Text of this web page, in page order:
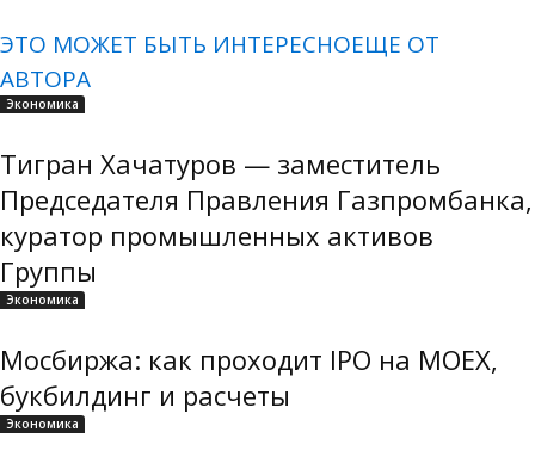
ЭТО МОЖЕТ БЫТЬ ИНТЕРЕСНОЕЩЕ ОТ
АВТОРА
Экономика
Тигран Хачатуров — заместитель
Председателя Правления Газпромбанка,
куратор промышленных активов
Группы
Экономика
Мосбиржа: как проходит IPO на MOEX,
букбилдинг и расчеты
Экономика